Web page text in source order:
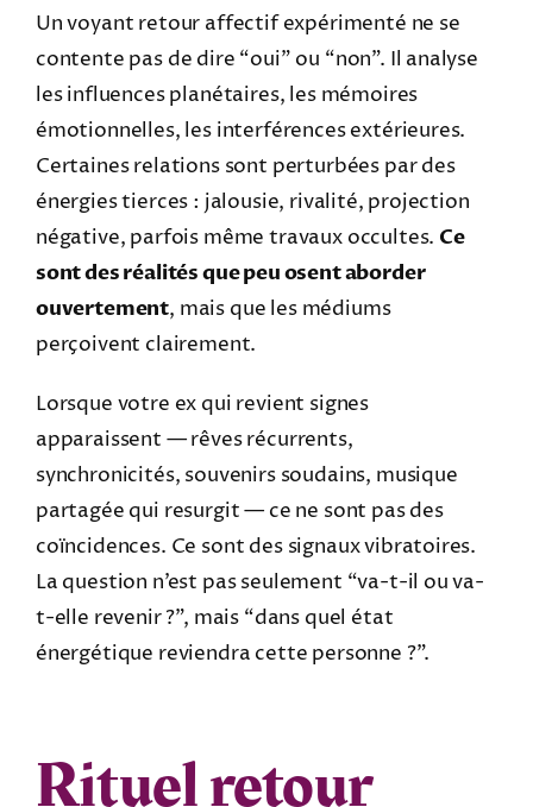
Un voyant retour affectif expérimenté ne se
contente pas de dire “oui” ou “non”. Il analyse
les influences planétaires, les mémoires
émotionnelles, les interférences extérieures.
Certaines relations sont perturbées par des
énergies tierces : jalousie, rivalité, projection
négative, parfois même travaux occultes. Ce
sont des réalités que peu osent aborder
ouvertement, mais que les médiums
perçoivent clairement.
Lorsque votre ex qui revient signes
apparaissent — rêves récurrents,
synchronicités, souvenirs soudains, musique
partagée qui resurgit — ce ne sont pas des
coïncidences. Ce sont des signaux vibratoires.
La question n’est pas seulement “va-t-il ou va-
t-elle revenir ?”, mais “dans quel état
énergétique reviendra cette personne ?”.
Rituel retour